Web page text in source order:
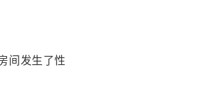
间发生了性